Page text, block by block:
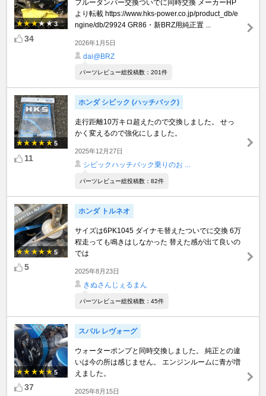
3
34
フルーダンパー交換ついでに同時交換 メーカーHP
より転載 https://www.hks-power.co.jp/product_db/e
ngine/db/29924 GR86・新BRZ用純正置 ...
2026年1月5日
dai@BRZ
パーツレビュー総投稿数：201件
5
11
ホンダ シビック (ハッチバック)
走行距離10万キロ超えたので交換しました。 せっ
かく変えるので強化にしました。
2025年12月27日
シビックハッチバック乗りのお ...
パーツレビュー総投稿数：82件
5
5
ホンダ トルネオ
サイズは6PK1045 ダイナモ替えたついでに交換 6万
程走っても鳴きはしなかった 替えた感が出て良いの
では
2025年8月23日
きぬさんじぇるまん
パーツレビュー総投稿数：45件
5
37
スバル レヴォーグ
ウォーターポンプと同時交換しました。 純正との違
いは今の所は感じません。 エンジンルームに青が増
えました。
2025年8月15日